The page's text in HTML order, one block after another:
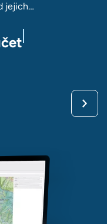
jejich…